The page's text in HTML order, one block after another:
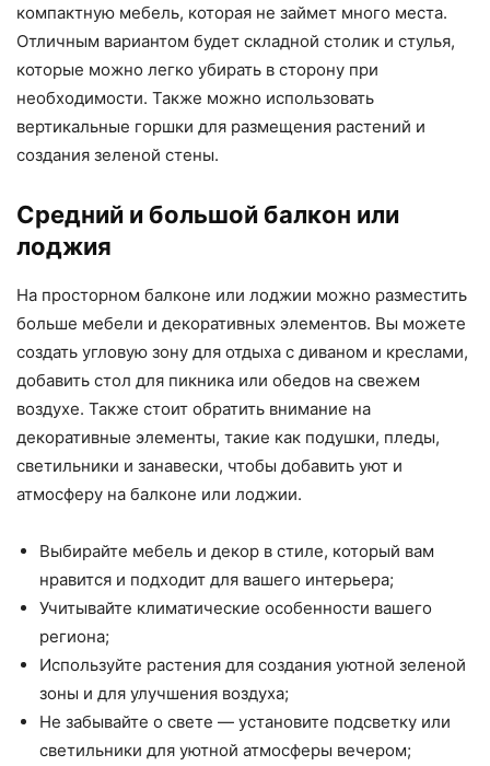
компактную мебель, которая не займет много места.
Отличным вариантом будет складной столик и стулья,
которые можно легко убирать в сторону при
необходимости. Также можно использовать
вертикальные горшки для размещения растений и
создания зеленой стены.
Средний и большой балкон или
лоджия
На просторном балконе или лоджии можно разместить
больше мебели и декоративных элементов. Вы можете
создать угловую зону для отдыха с диваном и креслами,
добавить стол для пикника или обедов на свежем
воздухе. Также стоит обратить внимание на
декоративные элементы, такие как подушки, пледы,
светильники и занавески, чтобы добавить уют и
атмосферу на балконе или лоджии.
Выбирайте мебель и декор в стиле, который вам
нравится и подходит для вашего интерьера;
Учитывайте климатические особенности вашего
региона;
Используйте растения для создания уютной зеленой
зоны и для улучшения воздуха;
Не забывайте о свете — установите подсветку или
светильники для уютной атмосферы вечером;